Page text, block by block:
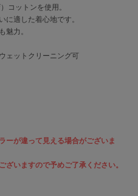
コットンを使用。
に適した着心地です。
魅力。
ットクリーニング可
ーが違って見える場合がございま
いますので予めご了承ください。